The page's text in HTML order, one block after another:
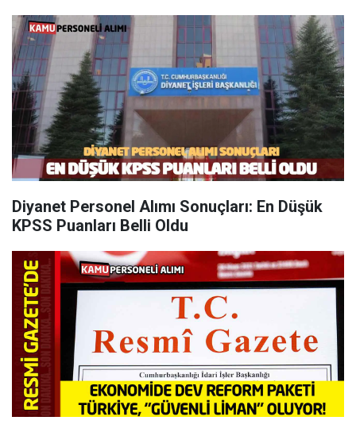
Diyanet Personel Alımı Sonuçları: En Düşük
KPSS Puanları Belli Oldu